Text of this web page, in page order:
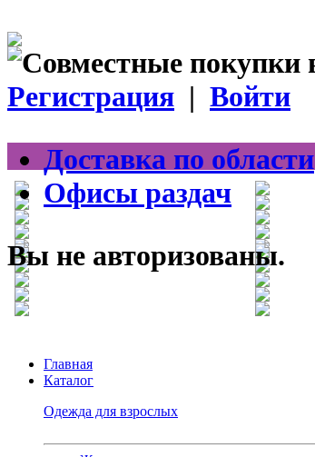
Регистрация | Войти
Доставка по области
Офисы раздач
Вы не авторизованы.
Главная
Каталог
Одежда для взрослых